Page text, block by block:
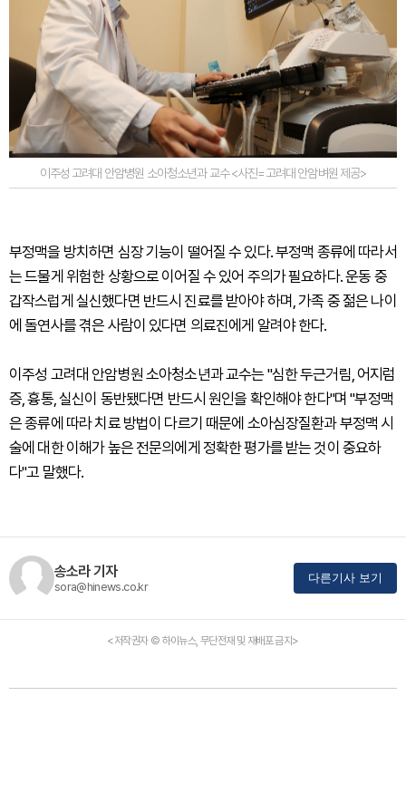
이주성 고려대 안암병원 소아청소년과 교수 <사진=고려대 안암벼원 제공>
부정맥을 방치하면 심장 기능이 떨어질 수 있다. 부정맥 종류에 따라서
는 드물게 위험한 상황으로 이어질 수 있어 주의가 필요하다. 운동 중
갑작스럽게 실신했다면 반드시 진료를 받아야 하며, 가족 중 젊은 나이
에 돌연사를 겪은 사람이 있다면 의료진에게 알려야 한다.
이주성 고려대 안암병원 소아청소년과 교수는 "심한 두근거림, 어지럼
증, 흉통, 실신이 동반됐다면 반드시 원인을 확인해야 한다"며 "부정맥
은 종류에 따라 치료 방법이 다르기 때문에 소아심장질환과 부정맥 시
술에 대한 이해가 높은 전문의에게 정확한 평가를 받는 것이 중요하
다"고 말했다.
송소라 기자
sora@hinews.co.kr
다른기사 보기
<저작권자 © 하이뉴스, 무단전재 및 재배포 금지>